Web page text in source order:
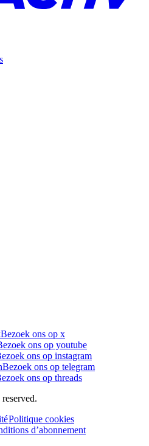
Bezoek ons op x
ons op youtube
ons op instagram
Bezoek ons op telegram
ons op threads
Politique cookies
d’abonnement